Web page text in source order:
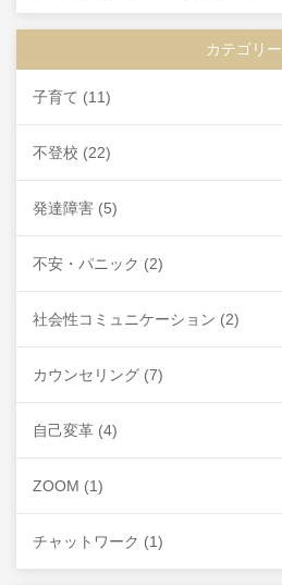
カテゴリー
子育て (11)
不登校 (22)
発達障害 (5)
不安・パニック (2)
社会性コミュニケーション (2)
カウンセリング (7)
自己変革 (4)
ZOOM (1)
チャットワーク (1)